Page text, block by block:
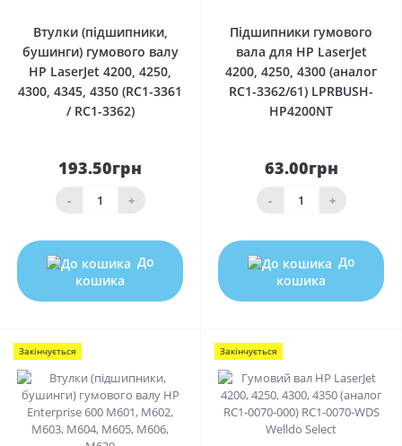
Втулки (підшипники,
бушинги) гумового валу
HP LaserJet 4200, 4250,
4300, 4345, 4350 (RC1-3361
/ RC1-3362)
193.50грн
- +
До
кошика
Підшипники гумового
вала для HP LaserJet
4200, 4250, 4300 (аналог
RC1-3362/61) LPRBUSH-
HP4200NT
63.00грн
- +
До
кошика
Закінчується Закінчується